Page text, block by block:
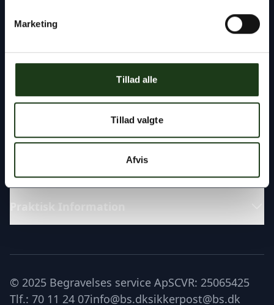
Marketing
Tillad alle
Tillad valgte
Afvis
Katalog
Læs om
Praktisk Information
© 2025 Begravelses service ApSCVR: 25065425
Tlf.: 70 11 24 07info@bs.dksikkerpost@bs.dk